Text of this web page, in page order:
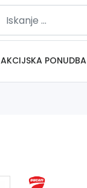
AKCIJSKA PONUDBA